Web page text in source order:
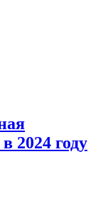
2024 году